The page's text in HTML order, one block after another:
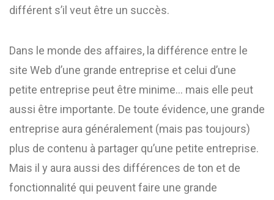
différent s’il veut être un succès.
Dans le monde des affaires, la différence entre le
site Web d’une grande entreprise et celui d’une
petite entreprise peut être minime… mais elle peut
aussi être importante. De toute évidence, une grande
entreprise aura généralement (mais pas toujours)
plus de contenu à partager qu’une petite entreprise.
Mais il y aura aussi des différences de ton et de
fonctionnalité qui peuvent faire une grande